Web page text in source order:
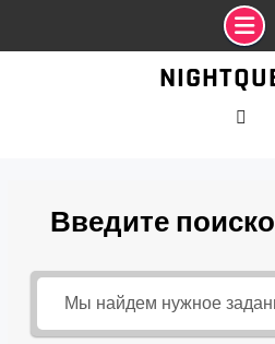
Введите